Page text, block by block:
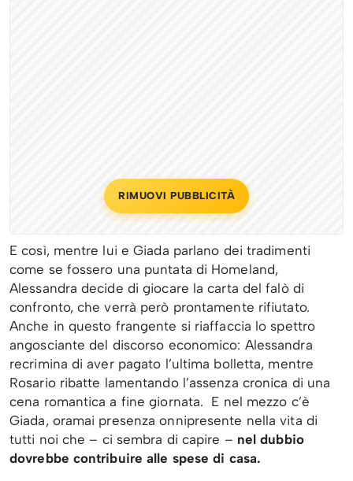
RIMUOVI PUBBLICITÀ
E così, mentre lui e Giada parlano dei tradimenti
come se fossero una puntata di Homeland,
Alessandra decide di giocare la carta del falò di
confronto, che verrà però prontamente rifiutato.
Anche in questo frangente si riaffaccia lo spettro
angosciante del discorso economico: Alessandra
recrimina di aver pagato l’ultima bolletta, mentre
Rosario ribatte lamentando l’assenza cronica di una
cena romantica a fine giornata. E nel mezzo c’è
Giada, oramai presenza onnipresente nella vita di
tutti noi che – ci sembra di capire – nel dubbio
dovrebbe contribuire alle spese di casa.